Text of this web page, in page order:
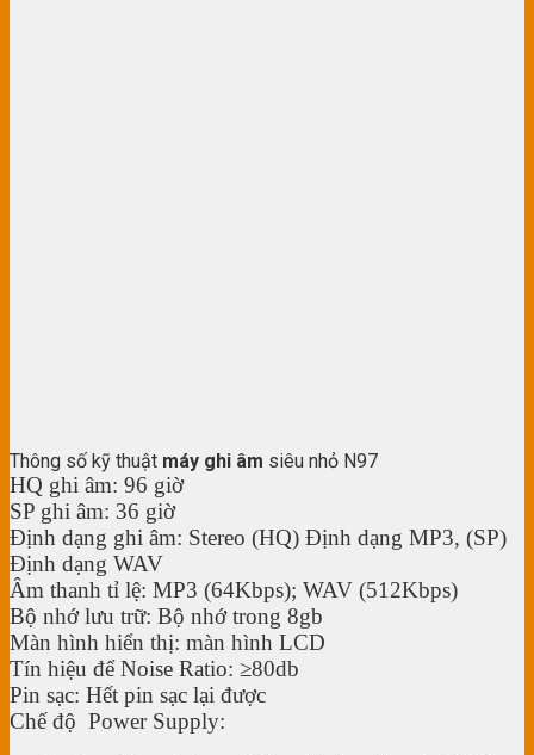
Thông số kỹ thuật máy ghi âm siêu nhỏ N97
HQ ghi âm: 96 giờ
SP ghi âm: 36 giờ
Định dạng ghi âm: Stereo (HQ) Định dạng MP3, (SP)
Định dạng WAV
Âm thanh tỉ lệ: MP3 (64Kbps); WAV (512Kbps)
Bộ nhớ lưu trữ: Bộ nhớ trong 8gb
Màn hình hiển thị: màn hình LCD
Tín hiệu để Noise Ratio: ≥80db
Pin sạc: Hết pin sạc lại được
Chế độ Power Supply: